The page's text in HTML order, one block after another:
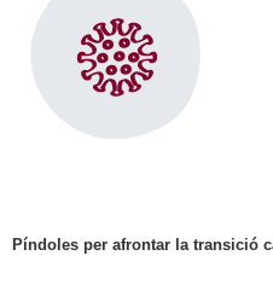
Píndoles per afrontar la transició